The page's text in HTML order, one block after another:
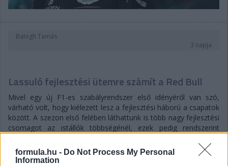
formula.hu - Do Not Process My Personal
Information
Balogh Tamás
3 napja
Lassuló fejlesztési ütemre számít a Red Bull
Mivel egy új F1-es szabályrendszer első idényéről van szó,
várható volt, hogy kiélezett lesz a fejlesztési háború a csapatok
között. A szezon első felében láthattunk is több nagy fejlesztési
csomagot az istállók többségénél, ezek pedig rendszerint
jelentik a kivételt). A Red Bullnál is működött például a
Miamiban és a Spielbergben bevetett csomag, ám Laurent